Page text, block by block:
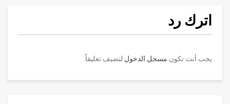
اترك رد
يجب أنت تكون مسجل الدخول لتضيف تعليقاً.